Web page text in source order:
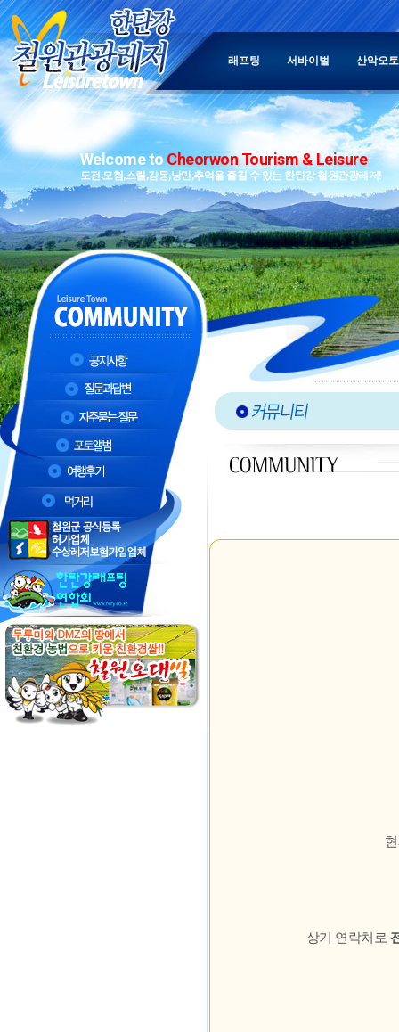
Welcome to Cheorwon Tourism & Leisure
도전,모험,스릴,감동,낭만,추억을 즐길 수 있는 한탄강 철원관광레저!
래프팅 서바이벌 산악오
상기 연락처로